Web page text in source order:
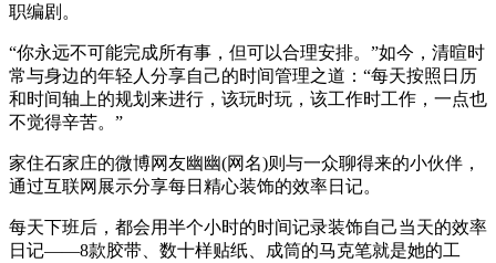
职编剧。
“你永远不可能完成所有事，但可以合理安排。”如今，清暄时
常与身边的年轻人分享自己的时间管理之道：“每天按照日历
和时间轴上的规划来进行，该玩时玩，该工作时工作，一点也
不觉得辛苦。”
家住石家庄的微博网友幽幽(网名)则与一众聊得来的小伙伴，
通过互联网展示分享每日精心装饰的效率日记。
每天下班后，都会用半个小时的时间记录装饰自己当天的效率
日记——8款胶带、数十样贴纸、成筒的马克笔就是她的工